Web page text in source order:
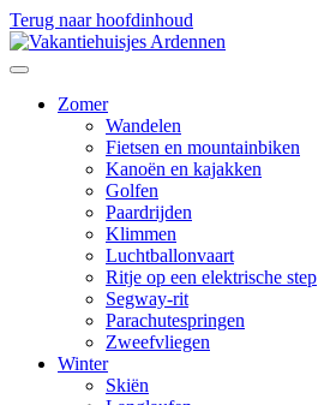
Terug naar hoofdinhoud
Zomer
Wandelen
Fietsen en mountainbiken
Kanoën en kajakken
Golfen
Paardrijden
Klimmen
Luchtballonvaart
Ritje op een elektrische step
Segway-rit
Parachutespringen
Zweefvliegen
Winter
Skiën